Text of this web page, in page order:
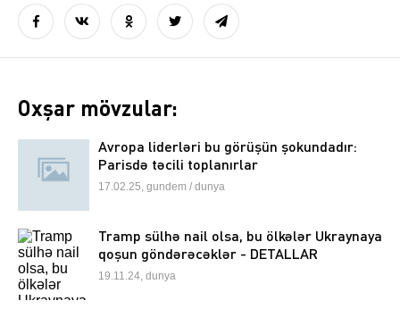
Oxşar mövzular:
Avropa liderləri bu görüşün şokundadır:
Parisdə təcili toplanırlar
17.02.25, gundem / dunya
Tramp sülhə nail olsa, bu ölkələr Ukraynaya
qoşun göndərəcəklər - DETALLAR
19.11.24, dunya